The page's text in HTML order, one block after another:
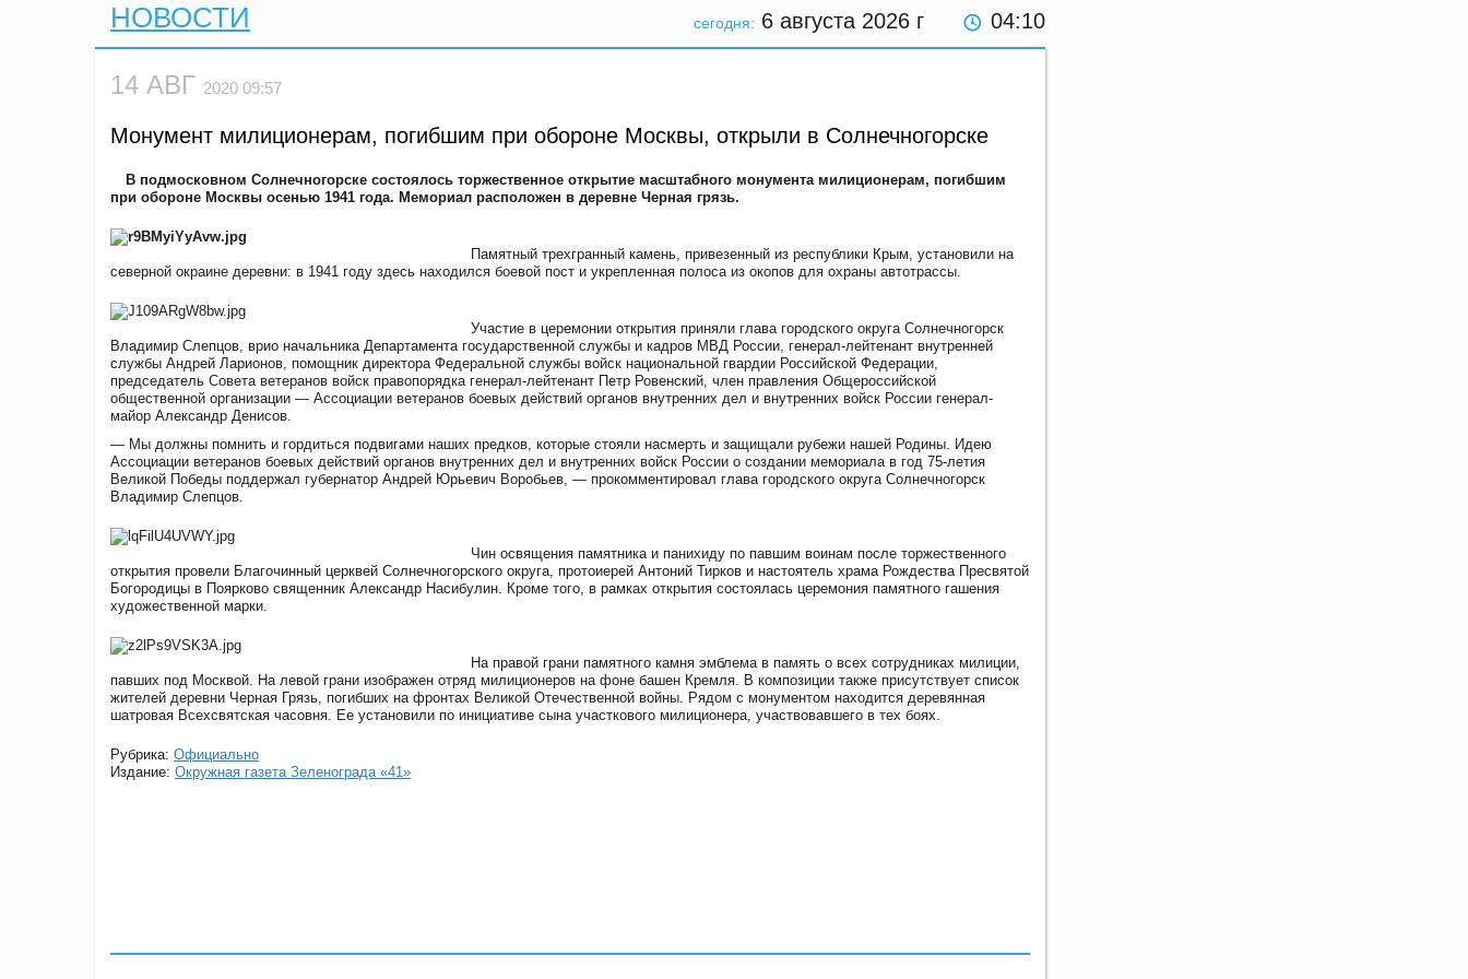
сегодня: 6 августа 2026 г 04:10
НОВОСТИ
14 АВГ 2020 09:57
Монумент милиционерам, погибшим при обороне Москвы, открыли в Солнечногорске
В подмосковном Солнечногорске состоялось торжественное открытие масштабного монумента милиционерам, погибшим
при обороне Москвы осенью 1941 года. Мемориал расположен в деревне Черная грязь.
Памятный трехгранный камень, привезенный из республики Крым, установили на
северной окраине деревни: в 1941 году здесь находился боевой пост и укрепленная полоса из окопов для охраны автотрассы.
Участие в церемонии открытия приняли глава городского округа Солнечногорск
Владимир Слепцов, врио начальника Департамента государственной службы и кадров МВД России, генерал-лейтенант внутренней
службы Андрей Ларионов, помощник директора Федеральной службы войск национальной гвардии Российской Федерации,
председатель Совета ветеранов войск правопорядка генерал-лейтенант Петр Ровенский, член правления Общероссийской
общественной организации — Ассоциации ветеранов боевых действий органов внутренних дел и внутренних войск России генерал-
майор Александр Денисов.
— Мы должны помнить и гордиться подвигами наших предков, которые стояли насмерть и защищали рубежи нашей Родины. Идею
Ассоциации ветеранов боевых действий органов внутренних дел и внутренних войск России о создании мемориала в год 75-летия
Великой Победы поддержал губернатор Андрей Юрьевич Воробьев, — прокомментировал глава городского округа Солнечногорск
Владимир Слепцов.
Чин освящения памятника и панихиду по павшим воинам после торжественного
открытия провели Благочинный церквей Солнечногорского округа, протоиерей Антоний Тирков и настоятель храма Рождества Пресвятой
Богородицы в Поярково священник Александр Насибулин. Кроме того, в рамках открытия состоялась церемония памятного гашения
художественной марки.
На правой грани памятного камня эмблема в память о всех сотрудниках милиции,
павших под Москвой. На левой грани изображен отряд милиционеров на фоне башен Кремля. В композиции также присутствует список
жителей деревни Черная Грязь, погибших на фронтах Великой Отечественной войны. Рядом с монументом находится деревянная
шатровая Всехсвятская часовня. Ее установили по инициативе сына участкового милиционера, участвовавшего в тех боях.
Рубрика: Официально
Издание: Окружная газета Зеленограда «41»